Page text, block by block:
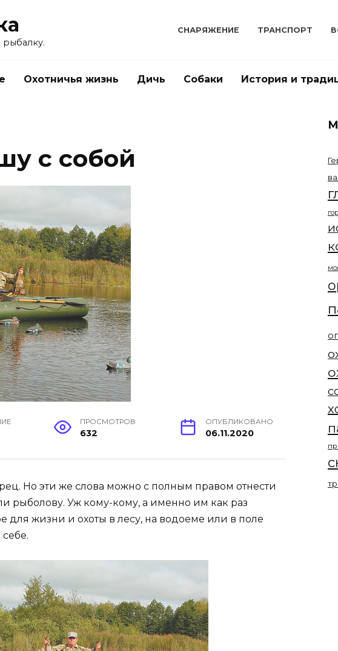
рыбалку.
СНАРЯЖЕНИЕ ТРАНСПОРТ
Охотничья жизнь Дичь Собаки История и
с собой
ПРОСМОТРОВ
632
ОПУБЛИКОВАНО
06.11.2020
Но эти же слова можно с полным правом отнести
рыболову. Уж кому-кому, а именно им как раз
для жизни и охоты в лесу, на водоеме или в поле